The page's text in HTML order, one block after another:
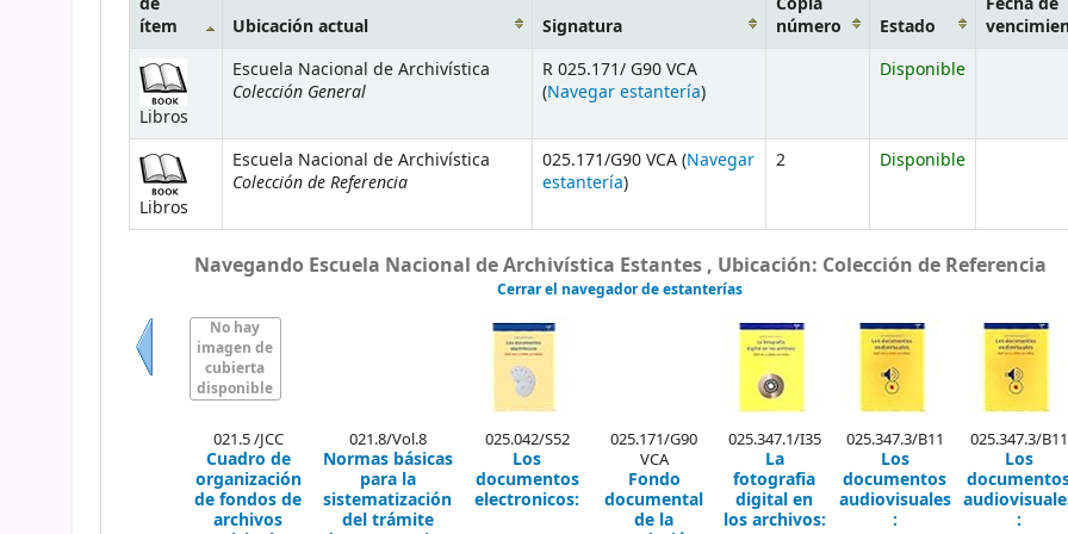
ítem
Ubicación actual Signatura
número
Estado
Libros
Escuela Nacional de Archivística
Colección General
R 025.171/ G90 VCA
(Navegar estantería)
Disponible
Libros
Escuela Nacional de Archivística
Colección de Referencia
025.171/G90 VCA (Navegar
estantería)
2 Disponible
Navegando Escuela Nacional de Archivística Estantes , Ubicación: Colección de Referencia
Cerrar el navegador de estanterías
No hay
imagen de
cubierta
disponible
021.5 /JCC
Cuadro de
organización
de fondos de
archivos
021.8/Vol.8
Normas básicas
para la
sistematización
del trámite
025.042/S52
Los
documentos
electronicos:
025.171/G90
VCA
Fondo
documental
de la
025.347.1/I35
La
fotografia
digital en
los archivos:
025.347.3/B11
Los
documentos
audiovisuales
:
025.347.3/B11
Los
: